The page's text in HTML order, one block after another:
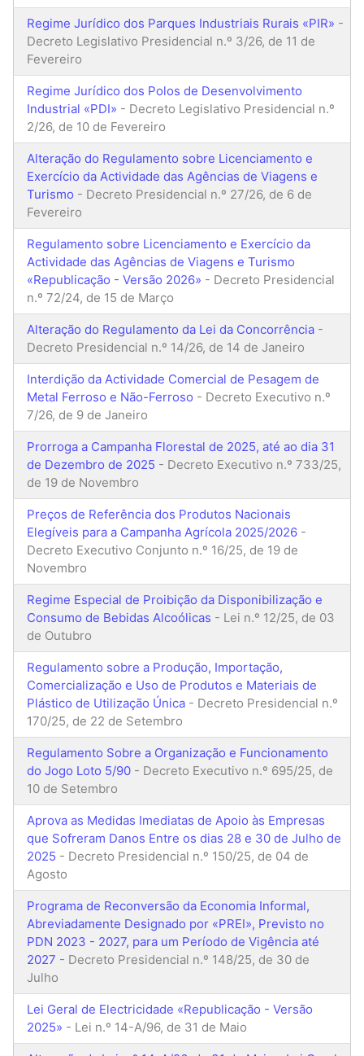
Regime Jurídico dos Parques Industriais Rurais «PIR» -
Decreto Legislativo Presidencial n.º 3/26, de 11 de
Fevereiro
Regime Jurídico dos Polos de Desenvolvimento
Industrial «PDI» - Decreto Legislativo Presidencial n.º
2/26, de 10 de Fevereiro
Alteração do Regulamento sobre Licenciamento e
Exercício da Actividade das Agências de Viagens e
Turismo - Decreto Presidencial n.º 27/26, de 6 de
Fevereiro
Regulamento sobre Licenciamento e Exercício da
Actividade das Agências de Viagens e Turismo
«Republicação - Versão 2026» - Decreto Presidencial
n.º 72/24, de 15 de Março
Alteração do Regulamento da Lei da Concorrência -
Decreto Presidencial n.º 14/26, de 14 de Janeiro
Interdição da Actividade Comercial de Pesagem de
Metal Ferroso e Não-Ferroso - Decreto Executivo n.º
7/26, de 9 de Janeiro
Prorroga a Campanha Florestal de 2025, até ao dia 31
de Dezembro de 2025 - Decreto Executivo n.º 733/25,
de 19 de Novembro
Preços de Referência dos Produtos Nacionais
Elegíveis para a Campanha Agrícola 2025/2026 -
Decreto Executivo Conjunto n.º 16/25, de 19 de
Novembro
Regime Especial de Proibição da Disponibilização e
Consumo de Bebidas Alcoólicas - Lei n.º 12/25, de 03
de Outubro
Regulamento sobre a Produção, Importação,
Comercialização e Uso de Produtos e Materiais de
Plástico de Utilização Única - Decreto Presidencial n.º
170/25, de 22 de Setembro
Regulamento Sobre a Organização e Funcionamento
do Jogo Loto 5/90 - Decreto Executivo n.º 695/25, de
10 de Setembro
Aprova as Medidas Imediatas de Apoio às Empresas
que Sofreram Danos Entre os dias 28 e 30 de Julho de
2025 - Decreto Presidencial n.º 150/25, de 04 de
Agosto
Programa de Reconversão da Economia Informal,
Abreviadamente Designado por «PREI», Previsto no
PDN 2023 - 2027, para um Período de Vigência até
2027 - Decreto Presidencial n.º 148/25, de 30 de
Julho
Lei Geral de Electricidade «Republicação - Versão
2025» - Lei n.º 14-A/96, de 31 de Maio